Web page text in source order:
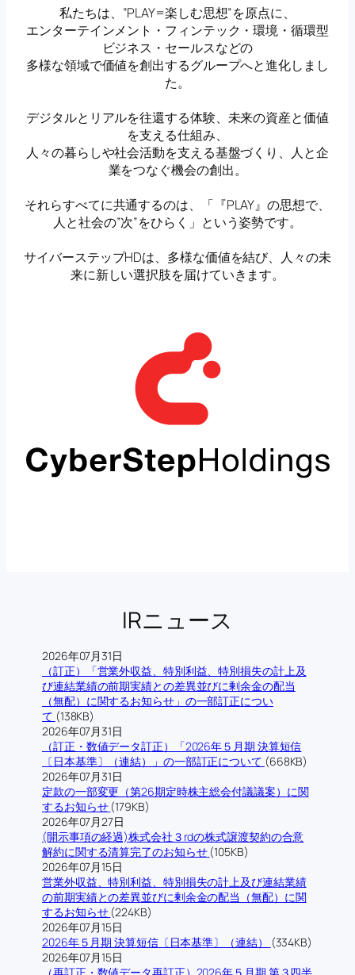
私たちは、”PLAY=楽しむ思想”を原点に、
エンターテインメント・フィンテック・環境・循環型
ビジネス・セールスなどの
多様な領域で価値を創出するグループへと進化しまし
た。
デジタルとリアルを往還する体験、未来の資産と価値
を支える仕組み、
人々の暮らしや社会活動を支える基盤づくり、人と企
業をつなぐ機会の創出。
それらすべてに共通するのは、「『PLAY』の思想で、
人と社会の”次”をひらく」という姿勢です。
サイバーステップHDは、多様な価値を結び、人々の未
来に新しい選択肢を届けていきます。
IRニュース
2026年07月31日
（訂正）「営業外収益、特別利益、特別損失の計上及
び連結業績の前期実績との差異並びに剰余金の配当
（無配）に関するお知らせ」の一部訂正につい
て (138KB)
2026年07月31日
（訂正・数値データ訂正）「2026年５月期 決算短信
〔日本基準〕（連結）」の一部訂正について (668KB)
2026年07月31日
定款の一部変更（第26期定時株主総会付議議案）に関
するお知らせ (179KB)
2026年07月27日
(開示事項の経過)株式会社３rdの株式譲渡契約の合意
解約に関する清算完了のお知らせ (105KB)
2026年07月15日
営業外収益、特別利益、特別損失の計上及び連結業績
の前期実績との差異並びに剰余金の配当（無配）に関
するお知らせ (224KB)
2026年07月15日
2026年５月期 決算短信〔日本基準〕（連結）
(334KB)
2026年07月15日